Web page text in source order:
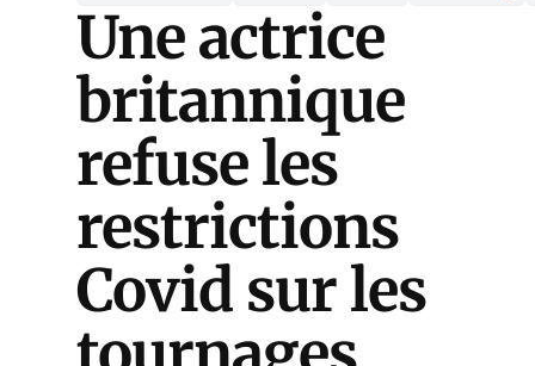
Une actrice
britannique
refuse les
restrictions
Covid sur les